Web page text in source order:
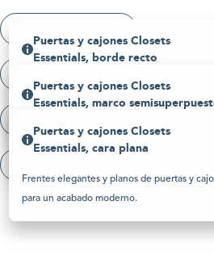
note:
This
website
includes
an
accessibility
system.
Puertas y cajones Closets Essentials,
Puertas y cajones Closets
Essentials, borde recto
Borde de panel limpio y moderno con un
nítido.
Puertas y cajones Closets Essentials,
Puertas y cajones Closets
Essentials, marco
Las puertas y los cajones cubren
marco del armario.
Puertas y cajones Closets Essentials,
Puertas y cajones Closets
Essentials, cara plana
Frentes elegantes y planos de puertas y
para un acabado moderno.